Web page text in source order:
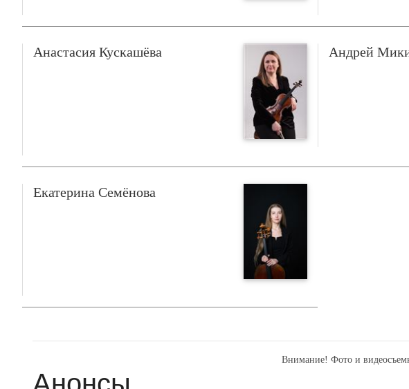
Анастасия Кускашёва Андрей
Екатерина Семёнова
Внимание! Фото и